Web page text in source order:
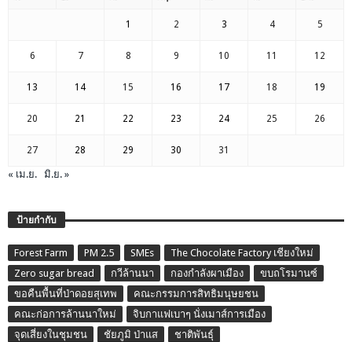
1 2 3 4 5
6 7 8 9 10 11 12
13 14 15 16 17 18 19
20 21 22 23 24 25 26
27 28 29 30 31
« เม.ย. มิ.ย. »
ป้ายกำกับ
Forest Farm PM 2.5 SMEs
The Chocolate Factory เชียงใหม่
Zero sugar bread
กวีล้านนา กองกำลังผาเมือง
ขบถโรมานซ์
ขอคืนพื้นที่ป่าดอยสุเทพ
คณะกรรมการสิทธิมนุษยชน
คณะก่อการล้านนาใหม่
จิบกาแฟเบาๆ นั่งเมาส์การเมือง
จุดเสี่ยงในชุมชน
ชัยภูมิ ป่าแส
ชาติพันธุ์